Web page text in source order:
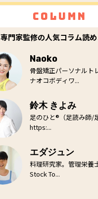
Column
専門家監修の人気コラム読め
Naoko
骨盤矯正パーソナルト
ナオコボディワ...
鈴木 きよみ
足のひと®（足読み師/
https:...
エダジュン
料理研究家。管理栄養
Stock To...